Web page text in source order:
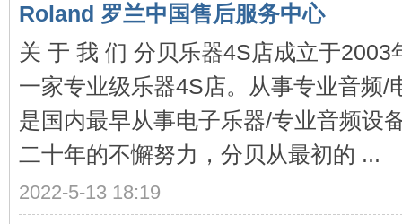
Roland 罗兰中国售后服务中心
关 于 我 们 分贝乐器4S店成立于2003
一家专业级乐器4S店。从事专业音频/
是国内最早从事电子乐器/专业音频设
二十年的不懈努力，分贝从最初的 ...
2022-5-13 18:19